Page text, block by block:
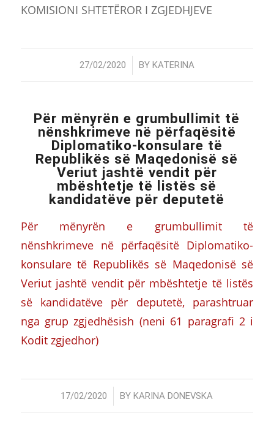
KOMISIONI SHTETËROR I ZGJEDHJEVE
27/02/2020
/ BY KATERINA
Për mënyrën e grumbullimit të
nënshkrimeve në përfaqësitë
Diplomatiko-konsulare të
Republikës së Maqedonisë së
Veriut jashtë vendit për
mbështetje të listës së
kandidatëve për deputetë
Për mënyrën e grumbullimit të
nënshkrimeve në përfaqësitë Diplomatiko-
konsulare të Republikës së Maqedonisë së
Veriut jashtë vendit për mbështetje të listës
së kandidatëve për deputetë, parashtruar
nga grup zgjedhësish (neni 61 paragrafi 2 i
Kodit zgjedhor)
17/02/2020
/ BYKARINA DONEVSKA